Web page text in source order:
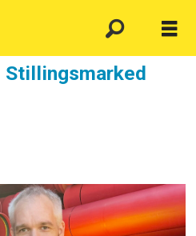
Stillingsmarked